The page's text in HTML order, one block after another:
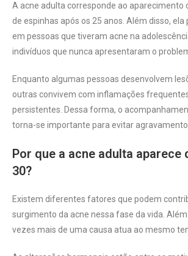
A acne adulta corresponde ao aparecimento
de espinhas após os 25 anos. Além disso,
em pessoas que tiveram acne na
indivíduos que nunca apresentaram o
Enquanto algumas pessoas desenvolvem
outras convivem com inflamações
persistentes. Dessa forma, o
torna-se importante para evitar
Por que a acne adulta aparece
30?
Existem diferentes fatores que podem
surgimento da acne nessa fase da vida.
vezes mais de uma causa atua ao mesmo